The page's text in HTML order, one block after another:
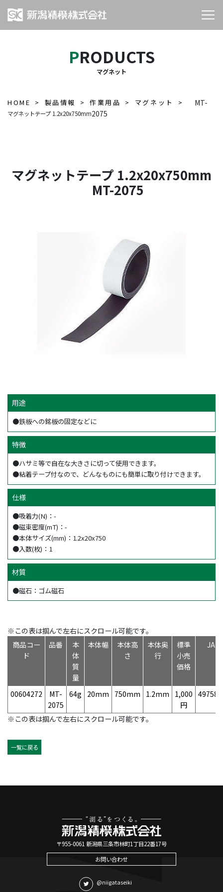
PRODUCTS
マグネット
HOME 製品情報 作業用品 マグネット
マグネットテープ 1.2x20x750mm
MT-
2075
マグネットテープ 1.2x20x750mm
MT-2075
用途
●鉄板への銘板の固定などに
特徴
●ハサミ等で自在な大きさに切って使用できます。
●粘着テープ付なので、どんなものにも簡単に取り付けできます。
仕様
●吸着力(N)：-
●磁束密度(mT)：-
●本体サイズ(mm)：1.2x20x750
●入数(枚)：1
材質
●磁石：ゴム磁石
※この表は掴んで左右にスクロール可能です。
商品コー
ド
品番
本
体
質
量
本体幅
本体高
さ
本体奥
行
標準
小売
価格
JAN
00604272
MT-
2075
64g 20mm 750mm 1.2mm
1,000
円
※この表は掴んで左右にスクロール可能です。
一覧に戻る
〒955-0061 新潟県三条市林町1丁目22番17号
お問い合わせ
@niigataseiki